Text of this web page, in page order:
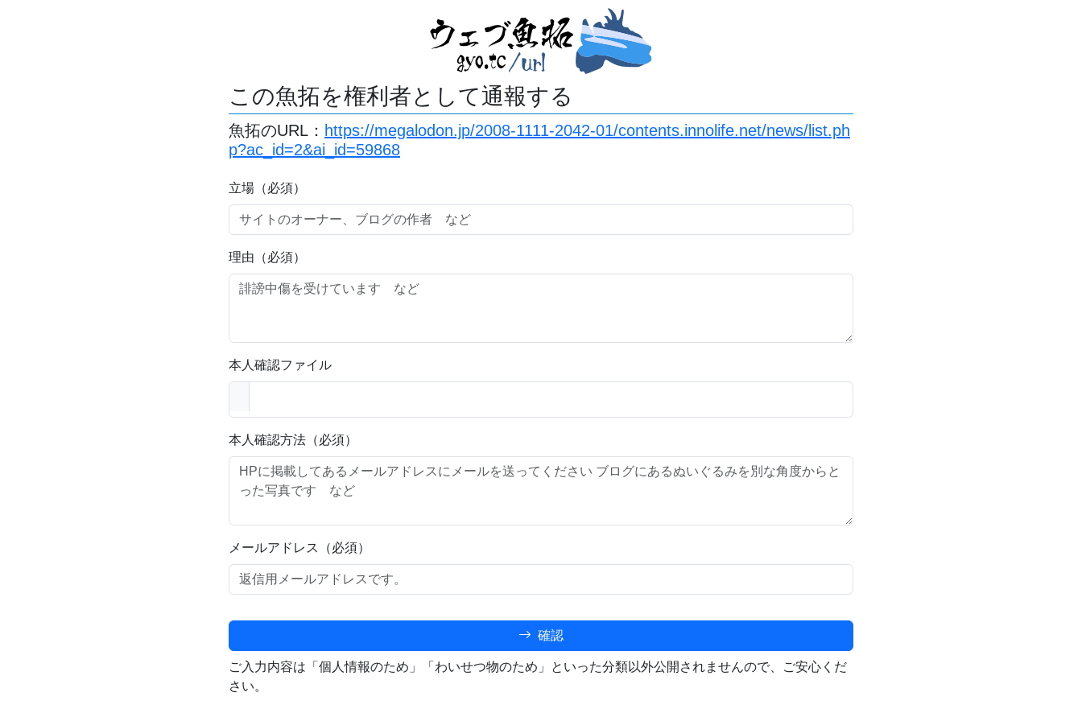
この魚拓を権利者として通報する
魚拓のURL： https://megalodon.jp/2008-1111-2042-01/contents.innolife.net/news/list.ph
p?ac_id=2&ai_id=59868
立場（必須）
理由（必須）
本人確認ファイル
本人確認方法（必須）
メールアドレス（必須）
確認
ご入力内容は「個人情報のため」「わいせつ物のため」といった分類以外公開されませんので、ご安心くだ
さい。